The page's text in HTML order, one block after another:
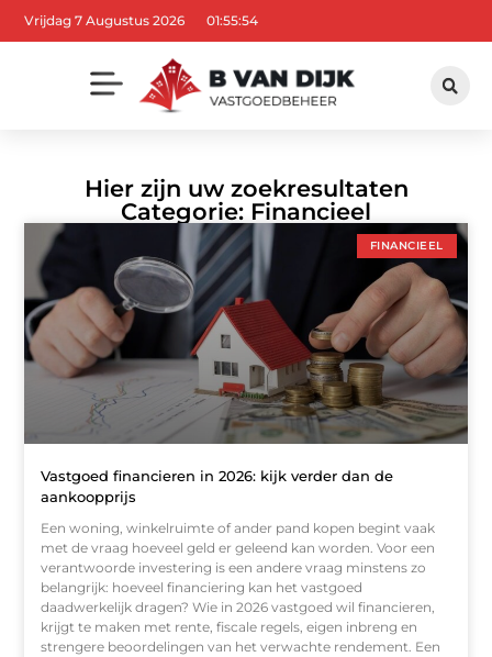
Vrijdag 7 Augustus 2026 01:55:55
Hier zijn uw zoekresultaten
Categorie: Financieel
FINANCIEEL
Vastgoed financieren in 2026: kijk verder dan de
aankoopprijs
Een woning, winkelruimte of ander pand kopen begint vaak
met de vraag hoeveel geld er geleend kan worden. Voor een
verantwoorde investering is een andere vraag minstens zo
belangrijk: hoeveel financiering kan het vastgoed
daadwerkelijk dragen? Wie in 2026 vastgoed wil financieren,
krijgt te maken met rente, fiscale regels, eigen inbreng en
strengere beoordelingen van het verwachte rendement. Een